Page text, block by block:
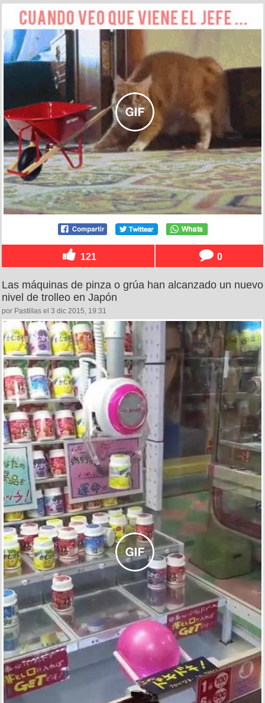
121 0
Las máquinas de pinza o grúa han alcanzado un nuevo
nivel de trolleo en Japón
por Pastillas el 3 dic 2015, 19:31